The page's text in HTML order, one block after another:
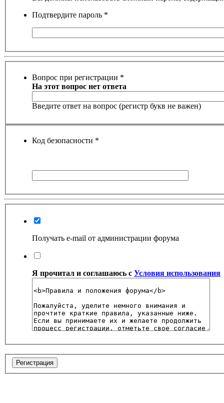
Подтвердите пароль *
Вопрос при регистрации *
На этот вопрос нет ответа
Введите ответ на вопрос (регистр букв не важен)
Код безопасности *
Получать e-mail от администрации форума
Я прочитал и соглашаюсь с Условия использования